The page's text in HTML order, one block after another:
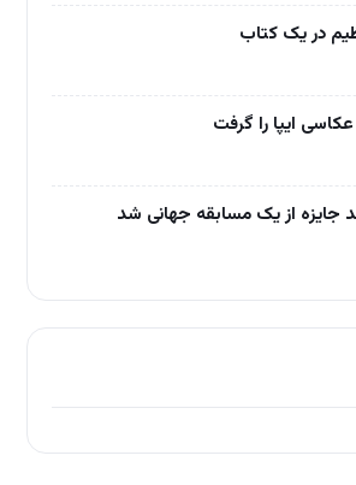
در یک کتاب
ایپا را گرفت
جایزه از یک مسابقه جهانی شد